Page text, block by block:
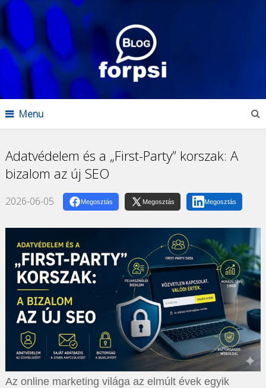
Menu
Adatvédelem és a „First-Party” korszak: A
bizalom az új SEO
2026-06-05 Megosztás Megosztás Megosztás
Az online marketing világa az elmúlt évek egyik